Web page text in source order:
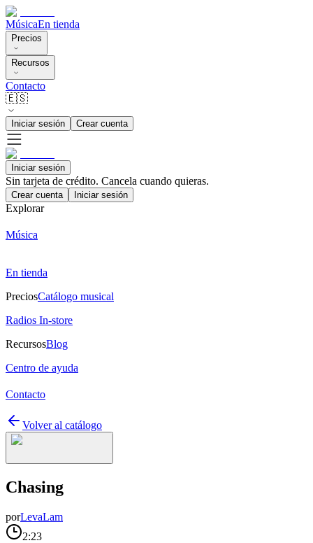
MúsicaEn tienda
Precios
Recursos
Contacto
🇪🇸
Iniciar sesión Crear cuenta
Iniciar sesión
Sin tarjeta de crédito. Cancela cuando quieras.
Crear cuenta Iniciar sesión
Explorar
Música
En tienda
PreciosCatálogo musical
Radios In-store
RecursosBlog
Centro de ayuda
Contacto
Volver al catálogo
Chasing
porLevaLam
2:23